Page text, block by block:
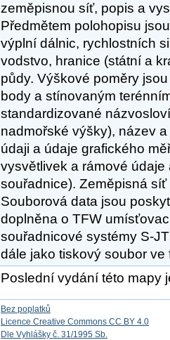
zeměpisnou síť, popis a
Předmětem polohopisu
výplní dálnic, rychlostních
vodstvo, hranice (státní a
půdy. Výškové poměry
body a stínovaným
standardizované
nadmořské výšky), název
údaji a údaje grafického
vysvětlivek a rámové údaje
souřadnice). Zeměpisná
Souborová data jsou
doplněna o TFW
souřadnicové systémy S-
dále jako tiskový soubor ve
Poslední vydání této mapy
Bez poplatků
Licence Creative Commons CC BY 4.0
Dle Vyhlášky č. 31/1995 Sb.